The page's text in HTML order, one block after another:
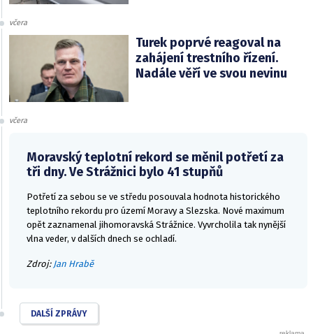
včera
Turek poprvé reagoval na
zahájení trestního řízení.
Nadále věří ve svou nevinu
včera
Moravský teplotní rekord se měnil potřetí za
tři dny. Ve Strážnici bylo 41 stupňů
Potřetí za sebou se ve středu posouvala hodnota historického
teplotního rekordu pro území Moravy a Slezska. Nové maximum
opět zaznamenal jihomoravská Strážnice. Vyvrcholila tak nynější
vlna veder, v dalších dnech se ochladí.
Zdroj: Jan Hrabě
DALŠÍ ZPRÁVY